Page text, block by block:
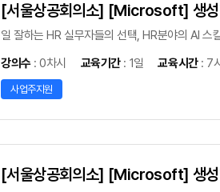
[서울상공회의소] [Microsoft] 생성
일 잘하는 HR 실무자들의 선택, HR분야의 AI 스
강의수: 0차시 교육기간: 1일교육시간: 7
사업주지원
[서울상공회의소] [Microsoft] 생성